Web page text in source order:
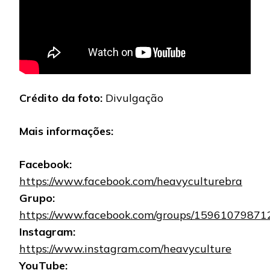
Crédito da foto: Divulgação
Mais informações:
Facebook:
https://www.facebook.com/heavyculturebra
Grupo:
https://www.facebook.com/groups/
Instagram:
https://www.instagram.com/heavyculture
YouTube: